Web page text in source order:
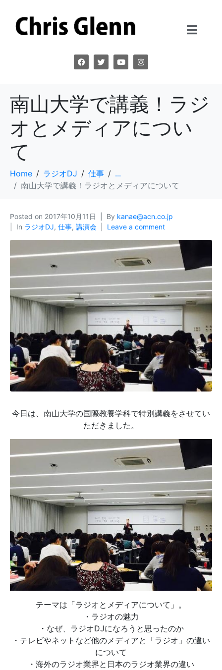
南山大学で講義！ラジ
オとメディアについ
て
Home ラジオDJ 仕事
...
南山大学で講義！ラジオとメディアについて
Posted on 2017年10月11日 By kanae@acn.co.jp
In ラジオDJ, 仕事, 講演会 Leave a comment
今日は、南山大学の国際教養学科で特別講義をさせてい
ただきました。
テーマは「ラジオとメディアについて」。
・ラジオの魅力
・なぜ、ラジオDJになろうと思ったのか
・テレビやネットなど他のメディアと「ラジオ」の違い
について
・海外のラジオ業界と日本のラジオ業界の違い